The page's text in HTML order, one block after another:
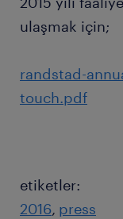
ulaşmak için;
randstad-
touch.pdf
etiketler:
2016 press